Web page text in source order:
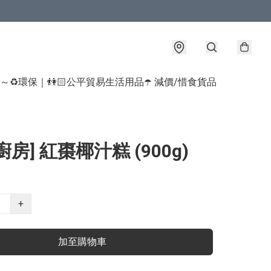
♻️環保｜👫🏻公平貿易生活用品☂️ 減價/惜食貨品
房] 紅棗椰汁糕 (900g)
+
加至購物車